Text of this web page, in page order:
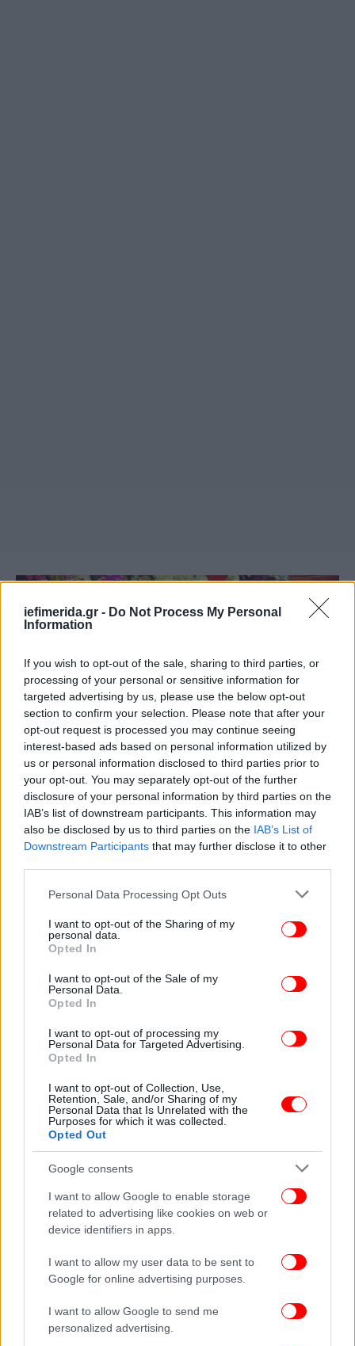
iefimerida.gr - Do Not Process My Personal
Information
If you wish to opt-out of the sale, sharing to third parties, or
processing of your personal or sensitive information for
targeted advertising by us, please use the below opt-out
section to confirm your selection. Please note that after your
opt-out request is processed you may continue seeing
interest-based ads based on personal information utilized by
us or personal information disclosed to third parties prior to
your opt-out. You may separately opt-out of the further
disclosure of your personal information by third parties on the
IAB’s list of downstream participants. This information may
also be disclosed by us to third parties on the IAB’s List of
Downstream Participants that may further disclose it to other
Please note that this website/app uses one or more Google
not limited to your visit or usage behaviour. You may click to
grant or deny consent to Google and its third-party tags to
use your data for below specified purposes in below Google
consent section.
Personal Data Processing Opt Outs
I want to opt-out of the Sharing of my
personal data.
Opted In
I want to opt-out of the Sale of my
Personal Data.
Opted In
I want to opt-out of processing my
Personal Data for Targeted Advertising.
Opted In
I want to opt-out of Collection, Use,
Retention, Sale, and/or Sharing of my
Personal Data that Is Unrelated with the
Purposes for which it was collected.
Opted Out
Google consents
I want to allow Google to enable storage
related to advertising like cookies on web or
device identifiers in apps.
I want to allow my user data to be sent to
Google for online advertising purposes.
I want to allow Google to send me
personalized advertising.
Η Κάρι, ωστόσο, φαίνεται πως δεν είναι το μόνο
ερωτικό μπλέξιμο του Τζόνσον. Η πρώην σύζυγός
εξωσυζυγικές σχέσεις κατά της διάρκεια των 25
χρόνων του γάμου τους.
«Οσο μαθαίνει την αλήθεια για τη συμπεριφορά
του, δηλώνει σε φίλους ότι θέλει να του προκαλέσει
όσο γίνεται μεγαλύτερη ζημιά. Ήξερε ότι ο Μπόρις
σχεδιάζει μια μεγάλη ομιλία στο συνέδριο, που θα
του έδινε την ευκαιρία να ηγηθεί του κόμματος και
να γίνει πρωθυπουργός. Η πρόθεσή της ήταν να
βοηθήσει να διαρρεύσουν πληροφορίες πριν την
ομιλία. Στο τέλος, ο Μπόρις ήξερε ότι δεν είχε άλλη
επιλογή από το να επιβεβαιώσει ότι ο γάμος του
τελείωσε»,λέει πηγή κοντά στην πρώην σύζυγό του.
«Εάν ο Μπόρις θεωρεί ότι η Μαρίνα θα φύγει
ήσυχα, έχει αυταπάτες. Είναι -και παραμένει –